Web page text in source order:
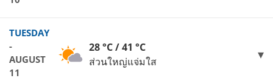
TUESDAY
-
AUGUST
11
28 °C / 41 °C
ส่วนใหญ่แจ่มใส